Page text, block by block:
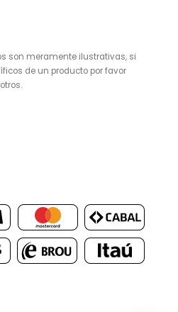
son meramente ilustrativas, si
de un producto por favor